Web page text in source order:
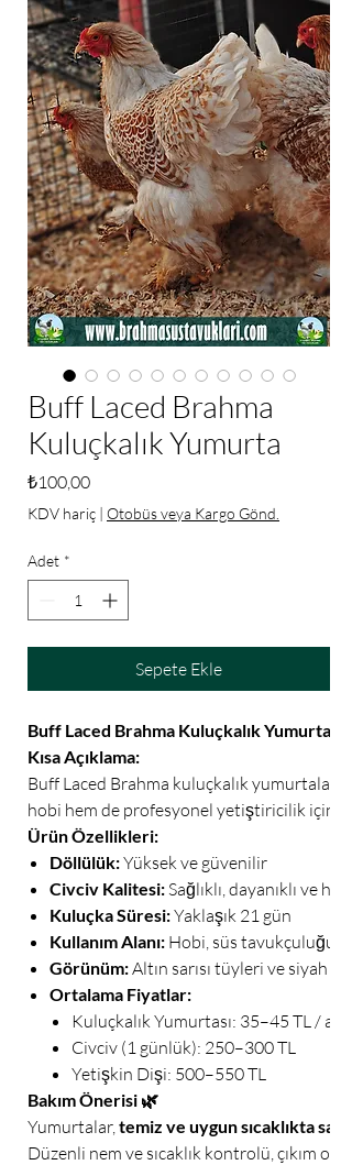
Buff Laced Brahma
Kuluçkalık Yumurta
₺100,00Fiyat
KDV hariç | Otobüs veya Kargo Gönd.
Adet *
Sepete Ekle
Buff Laced Brahma Kuluçkalık Yumurtası
Kısa Açıklama:
Buff Laced Brahma kuluçkalık yumurtaları
hobi hem de profesyonel yetiştiricilik için
Ürün Özellikleri:
Döllülük:Yüksek ve güvenilir
Civciv Kalitesi:Sağlıklı, dayanıklı ve
Kuluçka Süresi:Yaklaşık 21 gün
Kullanım Alanı: Hobi, süs tavukçuluğu
Görünüm:Altın sarısı tüyleri ve siyah
Ortalama Fiyatlar:
Kuluçkalık Yumurtası: 35–45 TL / adet
Civciv (1 günlük): 250–300 TL
Yetişkin Dişi: 500–550 TL
Bakım Önerisi 🌿
Yumurtalar,temiz ve uygun sıcaklıkta
Düzenli nem ve sıcaklık kontrolü, çıkım